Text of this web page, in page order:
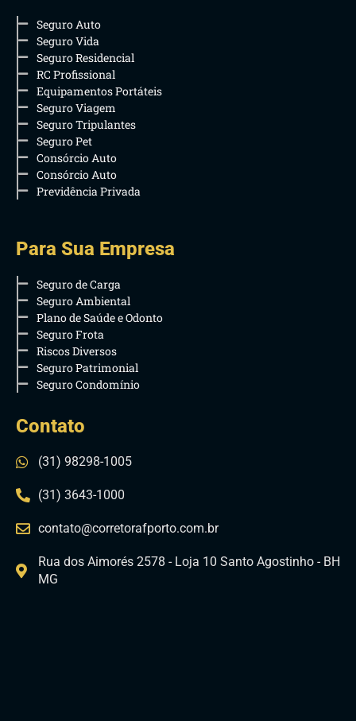
Seguro Auto
Seguro Vida
Seguro Residencial
RC Profissional
Equipamentos Portáteis
Seguro Viagem
Seguro Tripulantes
Seguro Pet
Consórcio Auto
Consórcio Auto
Previdência Privada
Para Sua Empresa
Seguro de Carga
Seguro Ambiental
Plano de Saúde e Odonto
Seguro Frota
Riscos Diversos
Seguro Patrimonial
Seguro Condomínio
Contato
(31) 98298-1005
(31) 3643-1000
contato@corretorafporto.com.br
Rua dos Aimorés 2578 - Loja 10 Santo Agostinho - BH
MG